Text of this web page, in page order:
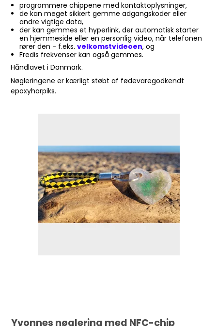
programmere chippene med kontaktoplysninger,
de kan meget sikkert gemme adgangskoder eller
andre vigtige data,
der kan gemmes et hyperlink, der automatisk starter
en hjemmeside eller en personlig video, når telefonen
rører den - f.eks. velkomstvideoen, og
Fredis frekvenser kan også gemmes.
Håndlavet i Danmark.
Nøgleringene er kærligt støbt af fødevaregodkendt
epoxyharpiks.
Yvonnes nøglering med NFC-chip